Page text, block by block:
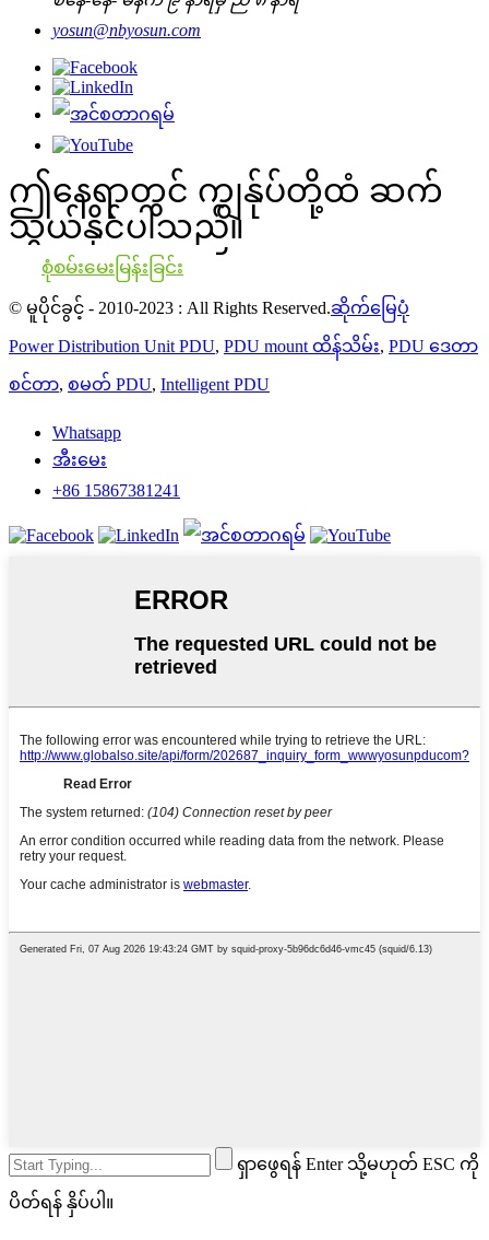
yosun@nbyosun.com
ဤနေရာတွင် ကျွန်ုပ်တို့ထံ ဆက်
သွယ်နိုင်ပါသည်။
စုံစမ်းမေးမြန်းခြင်း
© မူပိုင်ခွင့် - 2010-2023 : All Rights Reserved.ဆိုက်မြေပုံ
Power Distribution Unit PDU, PDU mount ထိန်သိမ်း, PDU ဒေတာ
စင်တာ, စမတ် PDU, Intelligent PDU
Whatsapp
အီးမေး
+86 15867381241
ရှာဖွေရန် Enter သို့မဟုတ် ESC ကို
ပိတ်ရန် နှိပ်ပါ။